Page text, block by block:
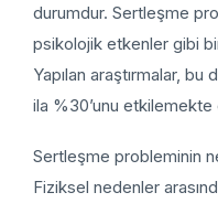
durumdur. Sertleşme
psikolojik etkenler gibi
Yapılan araştırmalar, bu
ila %30’unu
Sertleşme probleminin
Fiziksel nedenler